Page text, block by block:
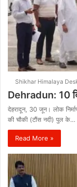
Shikhar Himalaya
Dehradun: 10
देहरादून, 30 जून। लोक
की चौकी (टौंस नदी) पुल के…
Read More »